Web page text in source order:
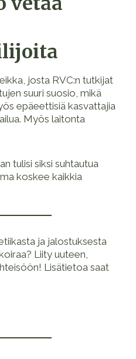
josta RVC:n tutkijat
suuri suosio, mikä
epäeettisiä kasvattajia
Myös laitonta
tulisi siksi suhtautua
koskee kaikkia
ja jalostuksesta
Liity uuteen,
Lisätietoa saat